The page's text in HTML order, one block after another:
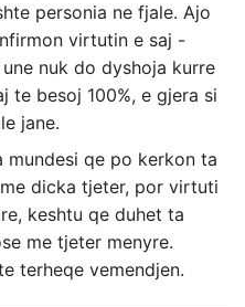
personia ne fjale. Ajo
virtutin e saj -
nuk do dyshoja kurre
te besoj 100%, e gjera si
jane.
mundesi qe po kerkon ta
dicka tjeter, por virtuti
keshtu qe duhet ta
me tjeter menyre.
terheqe vemendjen.